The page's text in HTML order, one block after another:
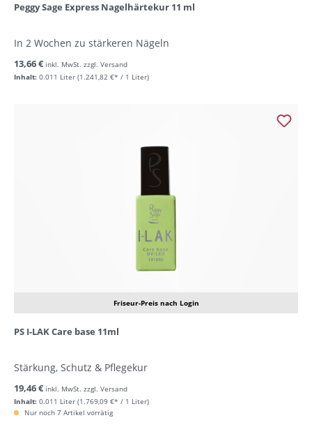
Peggy Sage Express Nagelhärtekur 11 ml
In 2 Wochen zu stärkeren Nägeln
Inhalt: 0.011 Liter (1.241,82 €* / 1 Liter)
13,66 € inkl. MwSt. zzgl. Versand
Friseur-Preis nach Login
PS I-LAK Care base 11ml
Stärkung, Schutz & Pflegekur
Inhalt: 0.011 Liter (1.769,09 €* / 1 Liter)
19,46 € inkl. MwSt. zzgl. Versand
Nur noch 7 Artikel vorrätig